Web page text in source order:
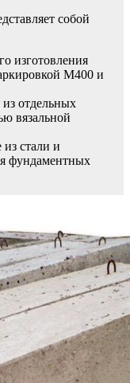
собой
изготовления
М400 и
отдельных
вязальной
стали и
фундаментных